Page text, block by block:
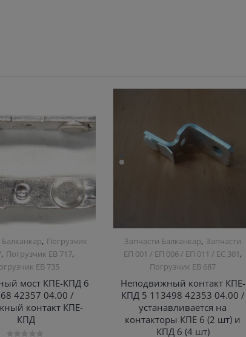
, Погрузчик
, Погрузчик ЕВ 717,
ЕВ 735
мост КПЕ-КПД 6
42357 04.00 /
контакт КПЕ-
КПД
Запчасти Балканкар, Запчасти
ЕП 001 / ЕП 006 / ЕП 011 / ЕС 301,
Погрузчик ЕВ 687
Неподвижный контакт КПЕ-
КПД 5 113498 42353 04.00 /
устанавливается на
контакторы КПЕ 6 (2 шт) и
КПД 6 (4 шт)